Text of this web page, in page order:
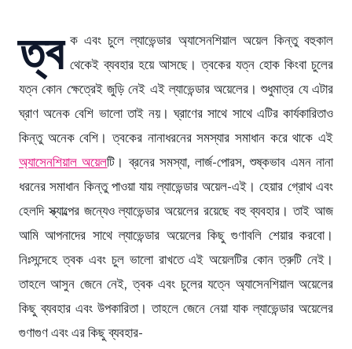
ত্ব ক এবং চুলে ল্যাভেন্ডার অ্যাসেনশিয়াল অয়েল কিন্তু বহুকাল
থেকেই ব্যবহার হয়ে আসছে। ত্বকের যত্ন হোক কিংবা চুলের
যত্ন কোন ক্ষেত্রেই জুড়ি নেই এই ল্যাভেন্ডার অয়েলের। শুধুমাত্র যে এটার
ঘ্রাণ অনেক বেশি ভালো তাই নয়। ঘ্রাণের সাথে সাথে এটির কার্যকারিতাও
কিন্তু অনেক বেশি। ত্বকের নানাধরনের সমস্যার সমাধান করে থাকে এই
অ্যাসেনশিয়াল অয়েলটি। ব্রনের সমস্যা, লার্জ-পোরস, শুষ্কভাব এমন নানা
ধরনের সমাধান কিন্তু পাওয়া যায় ল্যাভেন্ডার অয়েল-এই। হেয়ার গ্রোথ এবং
হেলদি স্ক্যাল্পের জন্যেও ল্যাভেন্ডার অয়েলের রয়েছে বহু ব্যবহার। তাই আজ
আমি আপনাদের সাথে ল্যাভেন্ডার অয়েলের কিছু গুণাবলি শেয়ার করবো।
নিঃসন্দেহে ত্বক এবং চুল ভালো রাখতে এই অয়েলটির কোন ত্রুটি নেই।
তাহলে আসুন জেনে নেই, ত্বক এবং চুলের যত্নে অ্যাসেনশিয়াল অয়েলের
কিছু ব্যবহার এবং উপকারিতা। তাহলে জেনে নেয়া যাক ল্যাভেন্ডার অয়েলের
গুণাগুণ এবং এর কিছু ব্যবহার-